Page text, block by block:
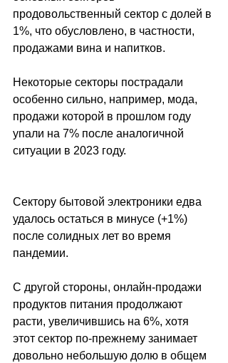
продовольственный сектор с долей в
1%, что обусловлено, в частности,
продажами вина и напитков.
Некоторые секторы пострадали
особенно сильно, например, мода,
продажи которой в прошлом году
упали на 7% после аналогичной
ситуации в 2023 году.
Сектору бытовой электроники едва
удалось остаться в минусе (+1%)
после солидных лет во время
пандемии.
С другой стороны, онлайн-продажи
продуктов питания продолжают
расти, увеличившись на 6%, хотя
этот сектор по-прежнему занимает
довольно небольшую долю в общем